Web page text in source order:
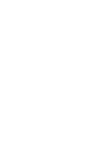
35 лет